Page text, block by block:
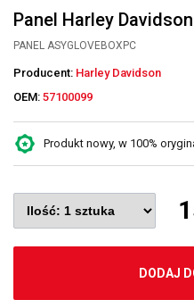
Panel Harley
PANEL ASYGLOVEBOXPC
Producent: Harley Davidson
OEM: 57100099
Produkt nowy, w 100%
DODAJ